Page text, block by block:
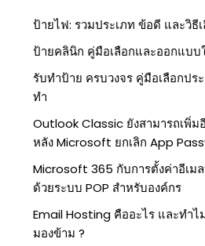
ป้ายไฟ: รวมประเภท ข้อดี และวิธี
ป้ายคลินิก คู่มือเลือกและออกแบ
รับทำป้าย ครบวงจร คู่มือเลือกปร
ทำ
Outlook Classic ยังสามารถเพิ่ม
หลัง Microsoft ยกเลิก App
Microsoft 365 กับการตั้งค่าอีเม
ด้วยระบบ POP สำหรับองค์กร
Email Hosting คืออะไร และทำไ
มองข้าม ?